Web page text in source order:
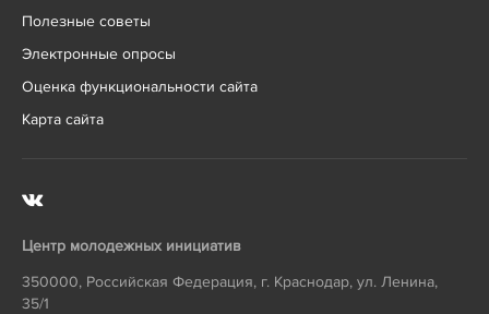
Полезные советы
Электронные опросы
Оценка функциональности сайта
Карта сайта
Центр молодежных инициатив
350000, Российская Федерация, г. Краснодар, ул. Ленина,
35/1